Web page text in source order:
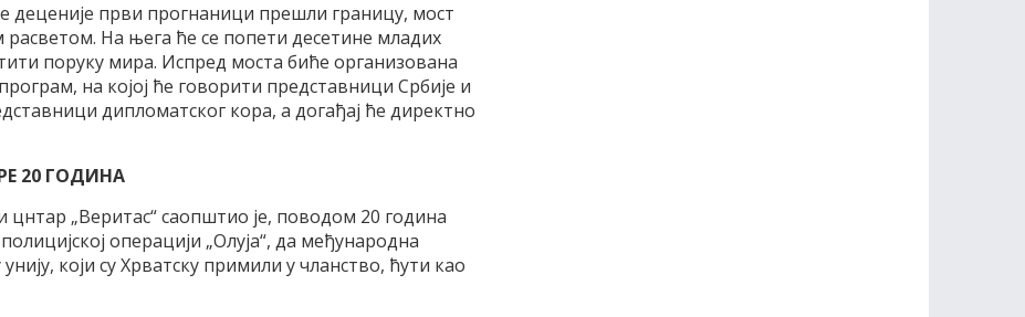
деценије први прогнаници прешли границу, мост
На њега ће се попети десетине младих
поруку мира. Испред моста биће организована
на којој ће говорити представници Србије и
дипломатског кора, а догађај ће директно
20 ГОДИНА
„Веритас“ саопштио је, поводом 20 година
операцији „Олуја“, да међународна
који су Хрватску примили у чланство, ћути као